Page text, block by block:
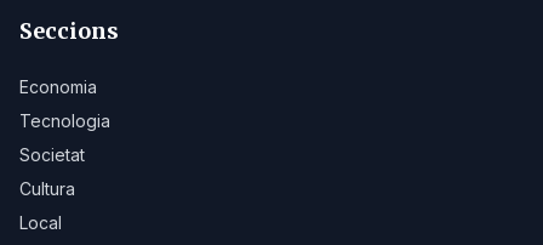
Seccions
Economia
Tecnologia
Societat
Cultura
Local